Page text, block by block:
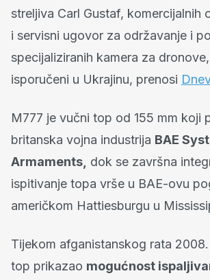
streljiva Carl Gustaf, komercijalnih
i servisni ugovor za održavanje i
specijaliziranih kamera za
isporučeni u Ukrajinu, prenosi
M777 je vučni top od 155 mm koji
britanska vojna industrija BAE
Armaments, dok se završna
ispitivanje topa vrše u BAE-ovu
američkom Hattiesburgu u
Tijekom afganistanskog rata
top prikazao mogućnost